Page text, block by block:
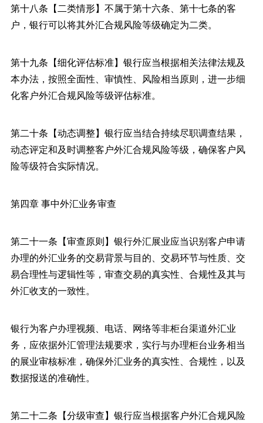
第十八条【二类情形】不属于第十六条、第十七条的客
户，银行可以将其外汇合规风险等级确定为二类。
第十九条【细化评估标准】银行应当根据相关法律法规及
本办法，按照全面性、审慎性、风险相当原则，进一步细
化客户外汇合规风险等级评估标准。
第二十条【动态调整】银行应当结合持续尽职调查结果，
动态评定和及时调整客户外汇合规风险等级，确保客户风
险等级符合实际情况。
第四章 事中外汇业务审查
第二十一条【审查原则】银行外汇展业应当识别客户申请
办理的外汇业务的交易背景与目的、交易环节与性质、交
易合理性与逻辑性等，审查交易的真实性、合规性及其与
外汇收支的一致性。
银行为客户办理视频、电话、网络等非柜台渠道外汇业
务，应依据外汇管理法规要求，实行与办理柜台业务相当
的展业审核标准，确保外汇业务的真实性、合规性，以及
数据报送的准确性。
第二十二条【分级审查】银行应当根据客户外汇合规风险